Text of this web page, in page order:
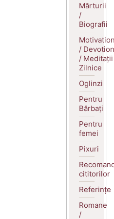
Mărturii
/
Biografii
/
/ Meditații
Zilnice
Oglinzi
Pentru
Bărbați
Pentru
femei
Pixuri
cititorilor
Referințe
Romane
/